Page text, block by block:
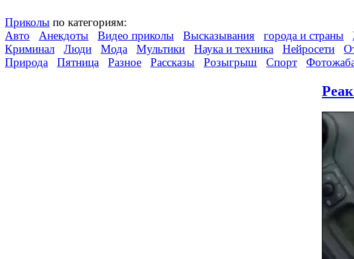
Приколы по категориям:
Авто
Анекдоты Видео приколы Высказывания города и страны
Криминал
Люди Мода Мультики Наука и техника Нейросети
Природа
Пятница Разное Рассказы Розыгрыш Спорт